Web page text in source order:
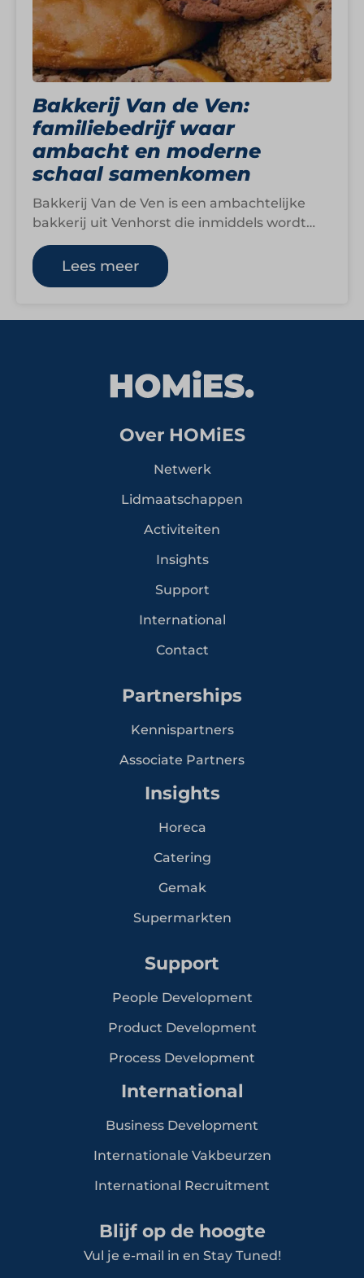
Bakkerij Van de Ven:
familiebedrijf waar
ambacht en moderne
schaal samenkomen
Bakkerij Van de Ven is een ambachtelijke
bakkerij uit Venhorst die inmiddels wordt
geleid door de zesde generatie. Onder
leiding…Lees meer
Over HOMiES
Netwerk
Lidmaatschappen
Activiteiten
Insights
Support
International
Contact
Partnerships
Kennispartners
Associate Partners
Insights
Horeca
Catering
Gemak
Supermarkten
Support
People Development
Product Development
Process Development
International
Business Development
Internationale Vakbeurzen
International Recruitment
Blijf op de hoogte
Vul je e-mail in en Stay Tuned!